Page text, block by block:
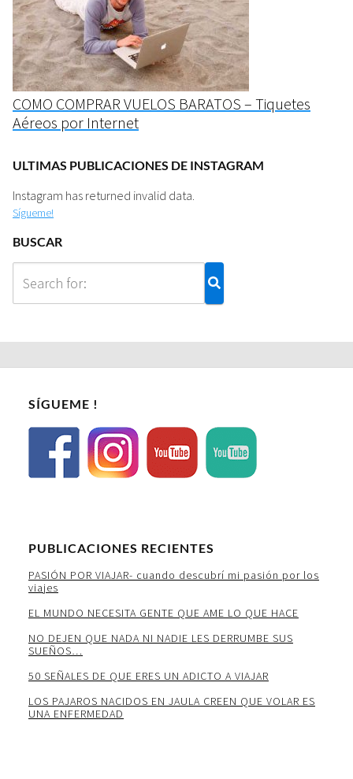
COMO COMPRAR VUELOS BARATOS – Tiquetes
Aéreos por Internet
ULTIMAS PUBLICACIONES DE INSTAGRAM
Instagram has returned invalid data.
Sígueme!
BUSCAR
SÍGUEME !
PUBLICACIONES RECIENTES
PASIÓN POR VIAJAR- cuando descubrí mi pasión por los
viajes
EL MUNDO NECESITA GENTE QUE AME LO QUE HACE
NO DEJEN QUE NADA NI NADIE LES DERRUMBE SUS
SUEÑOS…
50 SEÑALES DE QUE ERES UN ADICTO A VIAJAR
LOS PAJAROS NACIDOS EN JAULA CREEN QUE VOLAR ES
UNA ENFERMEDAD